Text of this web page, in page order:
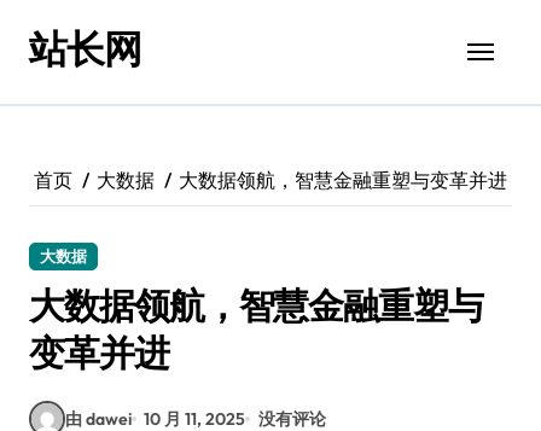
站长网
首页 大数据 大数据领航，智慧金融重塑与变革并进
大数据
大数据领航，智慧金融重塑与
变革并进
由 dawei 10 月 11, 2025 没有评论